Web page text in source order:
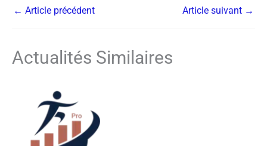
← Article précédent Article suivant →
Actualités Similaires